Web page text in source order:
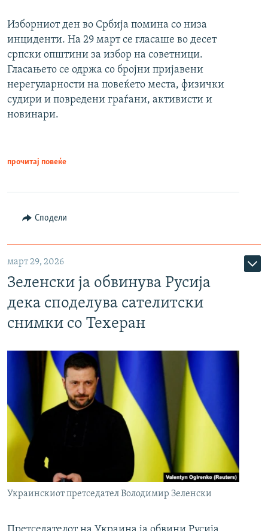
Изборниот ден во Србија помина со низа
инциденти. На 29 март се гласаше во десет
српски општини за избор на советници.
Гласањето се одржа со бројни пријавени
нерегуларности на повеќето места, физички
судири и повредени граѓани, активисти и
новинари.
прочитај повеќе
Сподели
март 29, 2026
Зеленски ја обвинува Русија
дека споделува сателитски
снимки со Техеран
Украинскиот претседател Володимир Зеленски